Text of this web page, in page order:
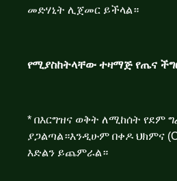
መድሃኒት ሊጀመር ይችላል።
የሚያስከትላቸው ተዛማጅ የጤና
* በእርግዝና ወቅት ለሚከሰት የደም
ያጋልጣል።እንዲሁም በቀዶ ህክምና
እድልን ይጨምራል።